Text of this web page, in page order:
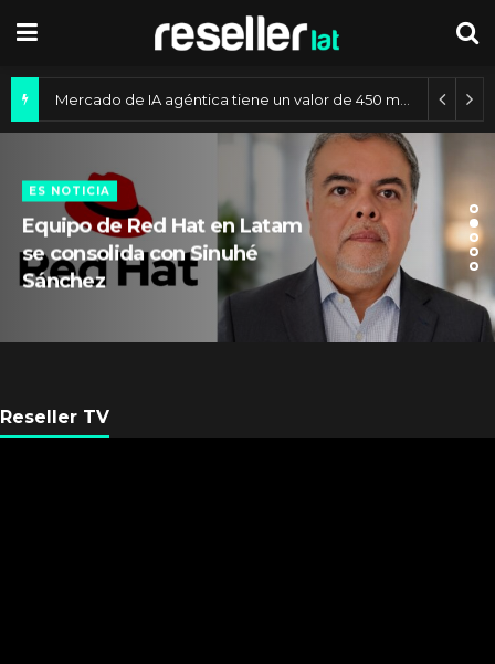
ES NOTICIA
Equipo de Red Hat en Latam
se consolida con Sinuhé
Sánchez
Reseller TV